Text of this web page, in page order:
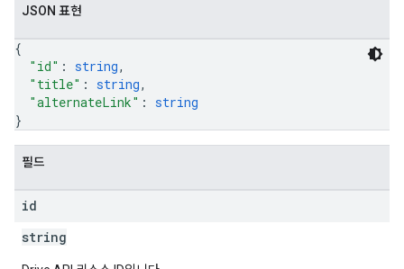
JSON 표현
{
"id" : string,
"title" : string,
"alternateLink" : string
}
필드
id
string